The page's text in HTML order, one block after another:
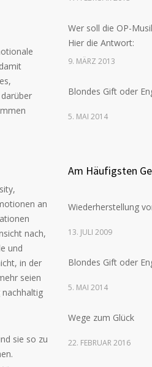
an
nach,
und
in der
seien
sie so zu
Wer soll die OP-
Hier die Antwort:
9. MÄRZ 2013
Blondes Gift oder
5. MAI 2014
Am Häufigsten
Wiederherstellung
13. JULI 2009
Blondes Gift oder
5. MAI 2014
Wege zum Glück
22. FEBRUAR 2016